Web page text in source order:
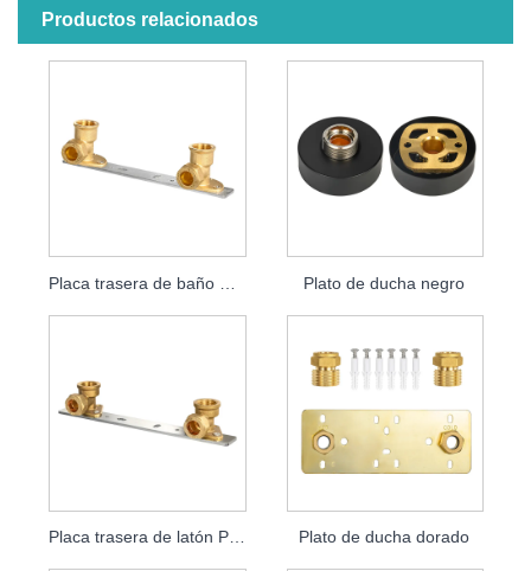
Productos relacionados
Plato de ducha negro
Placa trasera de latón Placa acodada Plato de ducha dorado